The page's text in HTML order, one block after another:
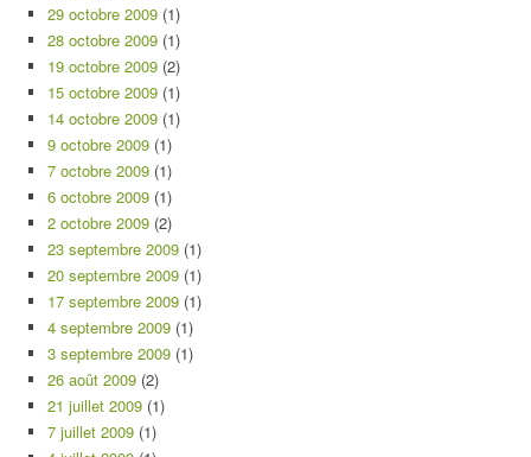
29 octobre 2009 (1)
28 octobre 2009 (1)
19 octobre 2009 (2)
15 octobre 2009 (1)
14 octobre 2009 (1)
9 octobre 2009 (1)
7 octobre 2009 (1)
6 octobre 2009 (1)
2 octobre 2009 (2)
23 septembre 2009 (1)
20 septembre 2009 (1)
17 septembre 2009 (1)
4 septembre 2009 (1)
3 septembre 2009 (1)
26 août 2009 (2)
21 juillet 2009 (1)
7 juillet 2009 (1)